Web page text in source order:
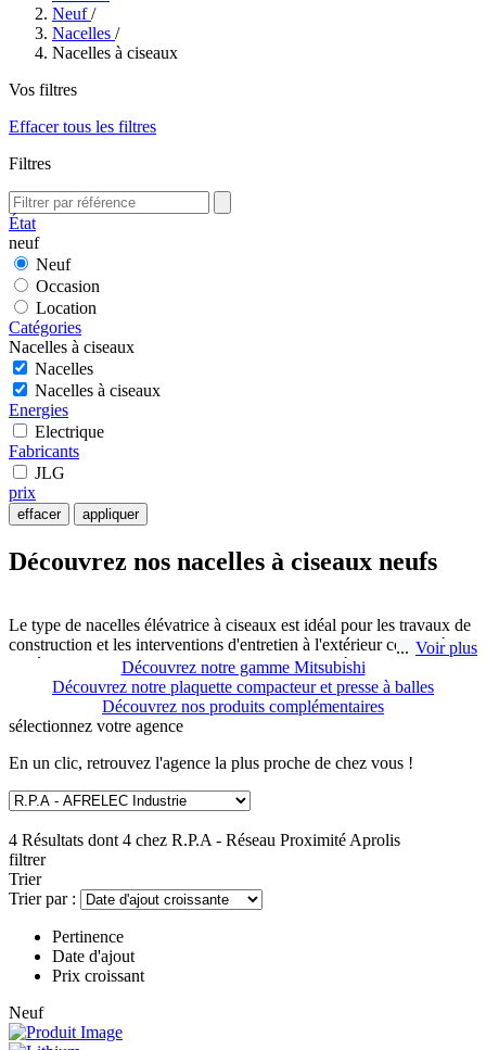
Neuf /
Nacelles /
Nacelles à ciseaux
Vos filtres
Effacer tous les filtres
Filtres
État
neuf
Neuf
Occasion
Location
Catégories
Nacelles à ciseaux
Nacelles
Nacelles à ciseaux
Energies
Electrique
Fabricants
JLG
prix
effacer appliquer
Découvrez nos nacelles à ciseaux neufs
Le type de nacelles élévatrice à ciseaux est idéal pour les travaux de
construction et les interventions d'entretien à l'extérieur comme à
l'intérieur. Vous pouvez choisir entre les nacelles à ciseaux
électriques pour les cycles de travail longs et les nacelles à ciseaux
motorisées pour les terrains difficiles.
Les nacelles élévatrices à ciseaux permettent simplement le travail de
manutention en hauteur. En effet, ces nacelles sont plus silencieuses
et plus compactes que les nacelles classiques. Pour vous offrir le
meilleur choix R.P.A - Réseau Proximité Aprolis à SAINTE
CATHERINE LES ARRAS a sélectionné plusieurs modèles neuf
de nacelles élévatrices à ciseaux.
Voir plus
Découvrez notre gamme Mitsubishi
Découvrez notre plaquette compacteur et presse à balles
Découvrez nos produits complémentaires
sélectionnez votre agence
En un clic, retrouvez l'agence la plus proche de chez vous !
4 Résultats dont 4 chez R.P.A - Réseau Proximité Aprolis
filtrer
Trier
Trier par :
Pertinence
Date d'ajout
Prix croissant
Neuf